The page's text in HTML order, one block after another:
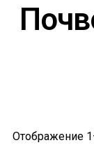
Отображение